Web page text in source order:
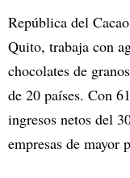
República del
Quito, trabaja con
chocolates de
de 20 países. Con
ingresos netos del
empresas de mayor